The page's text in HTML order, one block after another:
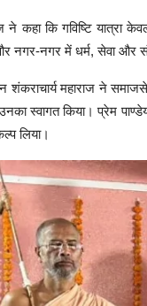
ने कहा कि गविष्टि
और नगर-नगर में धर्म, सेवा
शंकराचार्य महाराज ने
स्वागत किया। प्रेम
लिया।